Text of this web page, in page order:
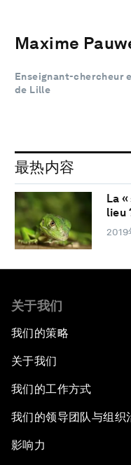
Maxime
Enseignant-chercheur
de Lille
最热内容
La
lieu
2019
关于我们
我们的策略
关于我们
我们的工作方式
我们的领导团队与组织
影响力